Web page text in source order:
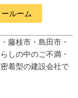
ールーム
藤枝市・島田市・
しの中のご不満・
着型の建設会社で